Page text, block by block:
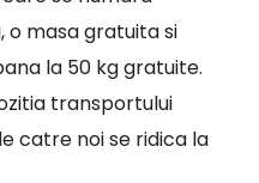
masa gratuita si
la 50 kg gratuite.
transportului
catre noi se ridica la